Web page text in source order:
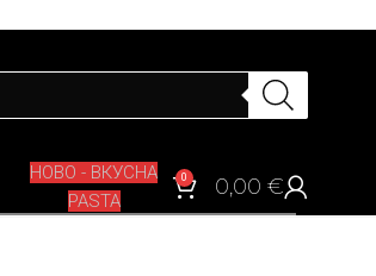
НОВО - ВКУСНА
PASTA
0 0,00 €